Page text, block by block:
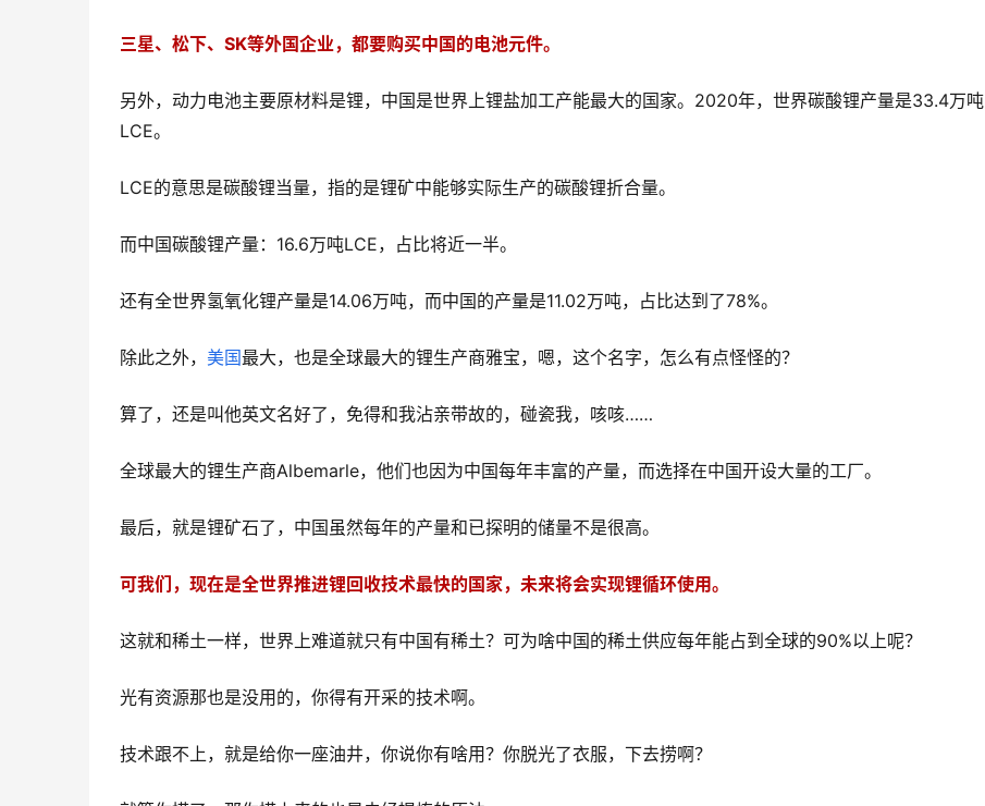
三星、松下、SK等外国企业，都要购买中国的电池元件。
另外，动力电池主要原材料是锂，中国是世界上锂盐加工产能最大的国家。2020年，世界碳酸锂产量是33.4万吨
LCE。
LCE的意思是碳酸锂当量，指的是锂矿中能够实际生产的碳酸锂折合量。
而中国碳酸锂产量：16.6万吨LCE，占比将近一半。
还有全世界氢氧化锂产量是14.06万吨，而中国的产量是11.02万吨，占比达到了78%。
除此之外， 美国最大，也是全球最大的锂生产商雅宝，嗯，这个名字，怎么有点怪怪的？
算了，还是叫他英文名好了，免得和我沾亲带故的，碰瓷我，咳咳……
全球最大的锂生产商Albemarle，他们也因为中国每年丰富的产量，而选择在中国开设大量的工厂。
最后，就是锂矿石了，中国虽然每年的产量和已探明的储量不是很高。
可我们，现在是全世界推进锂回收技术最快的国家，未来将会实现锂循环使用。
这就和稀土一样，世界上难道就只有中国有稀土？可为啥中国的稀土供应每年能占到全球的90%以上呢？
光有资源那也是没用的，你得有开采的技术啊。
技术跟不上，就是给你一座油井，你说你有啥用？你脱光了衣服，下去捞啊？